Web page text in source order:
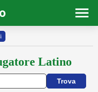
Latino